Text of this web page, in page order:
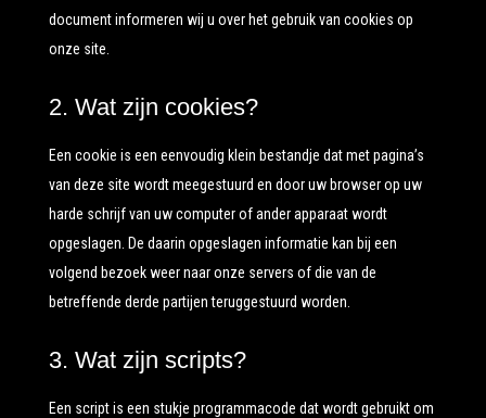
document informeren wij u over het gebruik van cookies op
onze site.
2. Wat zijn cookies?
Een cookie is een eenvoudig klein bestandje dat met pagina’s
van deze site wordt meegestuurd en door uw browser op uw
harde schrijf van uw computer of ander apparaat wordt
opgeslagen. De daarin opgeslagen informatie kan bij een
volgend bezoek weer naar onze servers of die van de
betreffende derde partijen teruggestuurd worden.
3. Wat zijn scripts?
Een script is een stukje programmacode dat wordt gebruikt om